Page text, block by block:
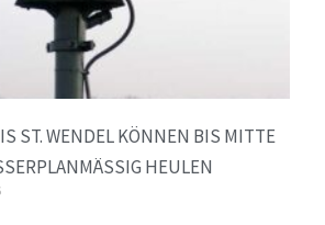
ST. WENDEL KÖNNEN BIS MITTE
HEULEN